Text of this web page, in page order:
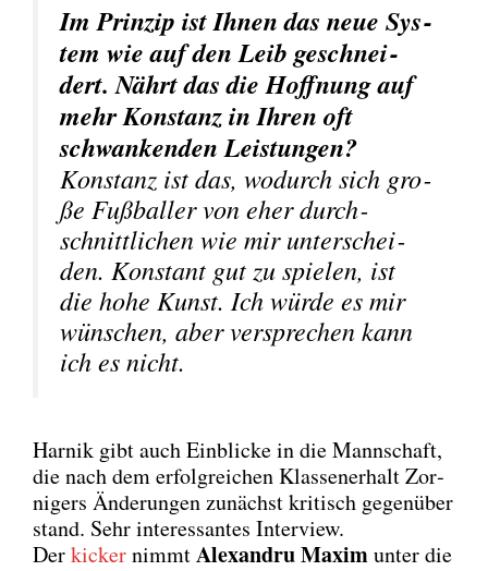
Im Prin­zip ist Ihnen das neue Sys­
tem wie auf den Leib geschnei­
dert. Nährt das die Hoff­nung auf
mehr Kon­stanz in Ihren oft
schwan­ken­den Leis­tun­gen?
Kon­stanz ist das, wodurch sich gro­
ße Fuß­bal­ler von eher durch­
schnitt­li­chen wie mir unter­schei­
den. Kon­stant gut zu spie­len, ist
die hohe Kunst. Ich wür­de es mir
wün­schen, aber ver­spre­chen kann
ich es nicht.
Har­nik gibt auch Ein­bli­cke in die Mann­schaft,
die nach dem erfolg­rei­chen Klas­sen­er­halt Zor­
ni­gers Ände­run­gen zunächst kri­tisch gegen­über
stand. Sehr inter­es­san­tes Inter­view.
DerkickernimmtAlex­an­dru Maximunter die